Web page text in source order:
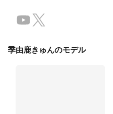
季由鹿きゅんのモデル